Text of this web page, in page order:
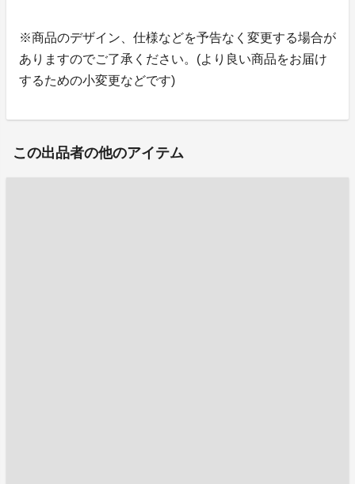
※商品のデザイン、仕様などを予告なく変更する場合が
ありますのでご了承ください。(より良い商品をお届け
するための小変更などです)
この出品者の他のアイテム